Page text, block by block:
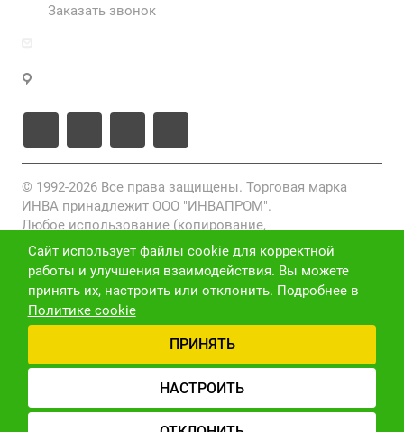
Заказать звонок
© 1992-2026 Все права защищены. Торговая марка
ИНВА принадлежит ООО "ИНВАПРОМ".
Любое использование (копирование,
воспроизведение, переработка, распространение)
фото-, видео- и текстовых материалов, размещенных
на данном сайте, без письменного разрешения
правообладателя запрещено и преследуется по закону
(ст. 1301 ГК РФ).
Политика конфиденциальности
Версия для слабовидящих
Сайт использует файлы cookie для корректной
работы и улучшения взаимодействия. Вы можете
принять их, настроить или отклонить. Подробнее в
Политике cookie
ПРИНЯТЬ
НАСТРОИТЬ